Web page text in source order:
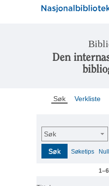
Den
Søk Verkliste
Søk
Søk Søketips